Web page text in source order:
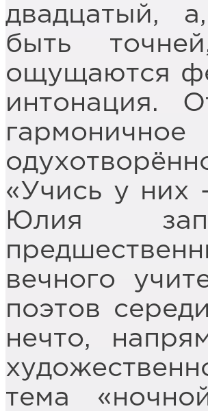
двадцатый,
быть
ощущаются
интонация.
«Учись у них
Юлия
вечного
поэтов
нечто,
тема